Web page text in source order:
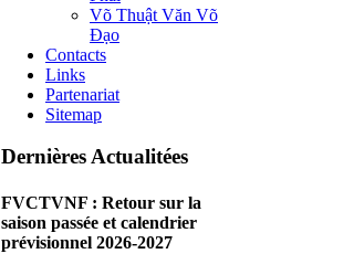
Võ Thuật Văn Võ
Đạo
Contacts
Links
Partenariat
Sitemap
Dernières Actualitées
FVCTVNF : Retour sur la
saison passée et calendrier
prévisionnel 2026-2027